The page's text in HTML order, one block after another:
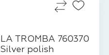
LA TROMBA 760370
Silver polish